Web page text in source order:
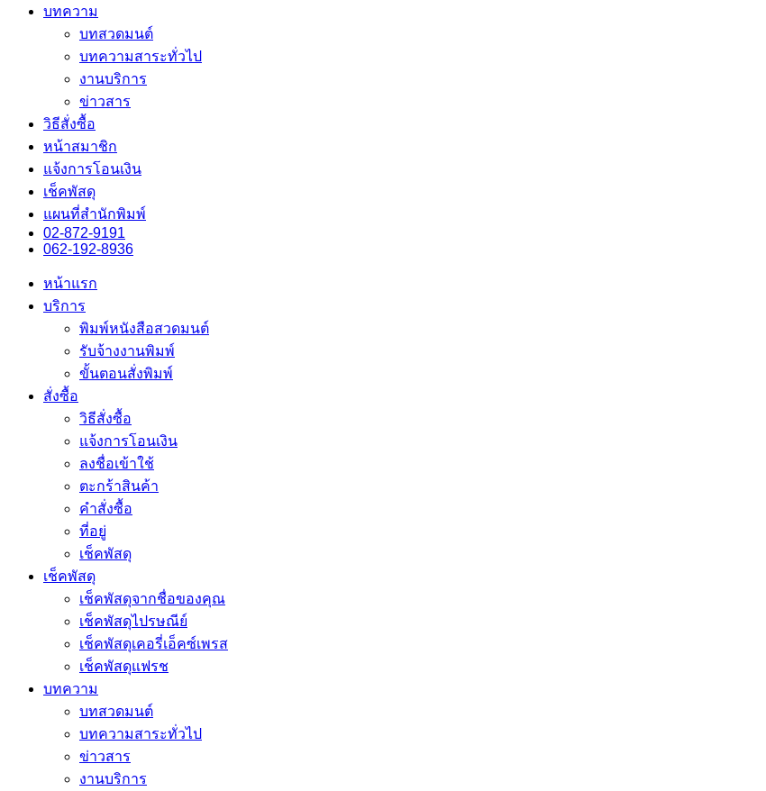
บทความ
บทสวดมนต์
บทความสาระทั่วไป
งานบริการ
ข่าวสาร
วิธีสั่งซื้อ
หน้าสมาชิก
แจ้งการโอนเงิน
เช็คพัสดุ
แผนที่สำนักพิมพ์
02-872-9191
062-192-8936
หน้าแรก
บริการ
พิมพ์หนังสือสวดมนต์
รับจ้างงานพิมพ์
ขั้นตอนสั่งพิมพ์
สั่งซื้อ
วิธีสั่งซื้อ
แจ้งการโอนเงิน
ลงชื่อเข้าใช้
ตะกร้าสินค้า
คำสั่งซื้อ
ที่อยู่
เช็คพัสดุ
เช็คพัสดุ
เช็คพัสดุจากชื่อของคุณ
เช็คพัสดุไปรษณีย์
เช็คพัสดุเคอรี่เอ็คซ์เพรส
เช็คพัสดุแฟรช
บทความ
บทสวดมนต์
บทความสาระทั่วไป
ข่าวสาร
งานบริการ